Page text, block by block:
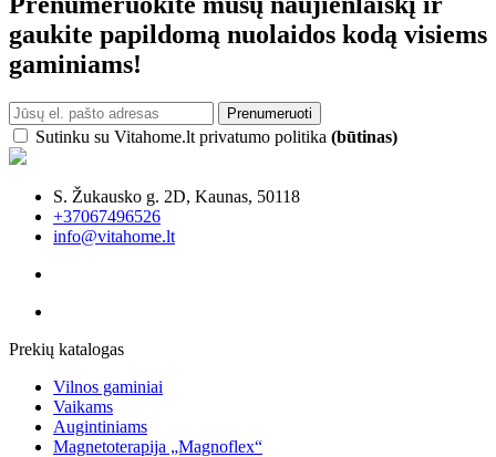
gaukite papildomą nuolaidos kodą visiems
gaminiams!
Prenumeruoti
Sutinku su Vitahome.lt privatumo politika (būtinas)
S. Žukausko g. 2D, Kaunas, 50118
+37067496526
info@vitahome.lt
Prekių katalogas
Vilnos gaminiai
Vaikams
Augintiniams
Magnetoterapija „Magnoflex“